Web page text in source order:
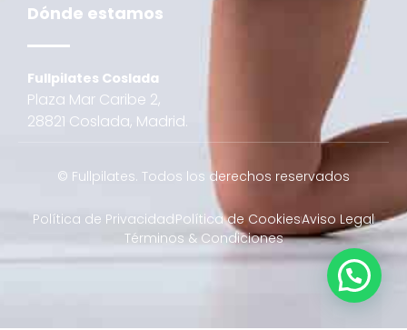
Dónde estamos
Fullpilates Coslada
Plaza Mar Caribe 2,
28821 Coslada, Madrid.
© Fullpilates. Todos los derechos reservados
Política de PrivacidadPolítica de CookiesAviso Legal
Términos & Condiciones
1